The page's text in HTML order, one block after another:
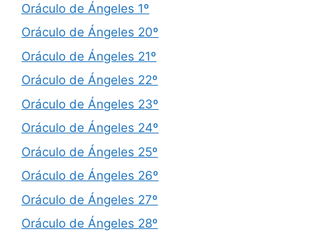
Oráculo de Ángeles 1º
Oráculo de Ángeles 20º
Oráculo de Ángeles 21º
Oráculo de Ángeles 22º
Oráculo de Ángeles 23º
Oráculo de Ángeles 24º
Oráculo de Ángeles 25º
Oráculo de Ángeles 26º
Oráculo de Ángeles 27º
Oráculo de Ángeles 28º